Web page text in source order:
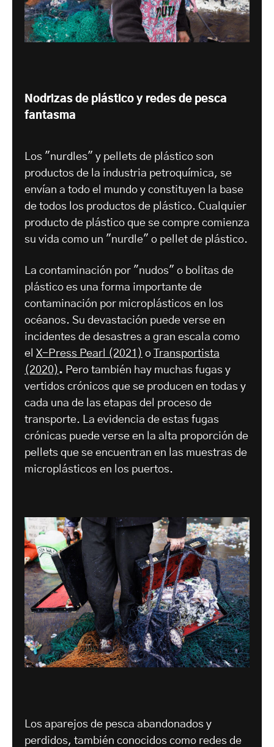
Nodrizas de plástico y redes de pesca
fantasma
Los "nurdles" y pellets de plástico son
productos de la industria petroquímica, se
envían a todo el mundo y constituyen la base
de todos los productos de plástico. Cualquier
producto de plástico que se compre comienza
su vida como un "nurdle" o pellet de plástico.
La contaminación por "nudos" o bolitas de
plástico es una forma importante de
contaminación por microplásticos en los
océanos. Su devastación puede verse en
incidentes de desastres a gran escala como
el X-Press Pearl (2021) o
Transportista
(2020). Pero también hay muchas fugas y
vertidos crónicos que se producen en todas y
cada una de las etapas del proceso de
transporte. La evidencia de estas fugas
crónicas puede verse en la alta proporción de
pellets que se encuentran en las muestras de
microplásticos en los puertos.
Los aparejos de pesca abandonados y
perdidos, también conocidos como redes de